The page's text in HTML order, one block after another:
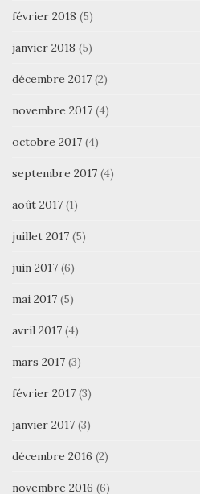
février 2018 (5)
janvier 2018 (5)
décembre 2017 (2)
novembre 2017 (4)
octobre 2017 (4)
septembre 2017 (4)
août 2017 (1)
juillet 2017 (5)
juin 2017 (6)
mai 2017 (5)
avril 2017 (4)
mars 2017 (3)
février 2017 (3)
janvier 2017 (3)
décembre 2016 (2)
novembre 2016 (6)